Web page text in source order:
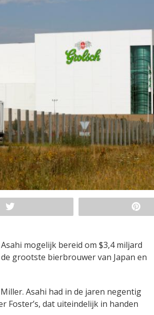
mogelijk bereid om $3,4 miljard
grootste bierbrouwer van Japan en
Asahi had in de jaren negentig
Foster’s, dat uiteindelijk in handen